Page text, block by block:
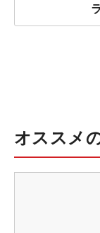
オススメ